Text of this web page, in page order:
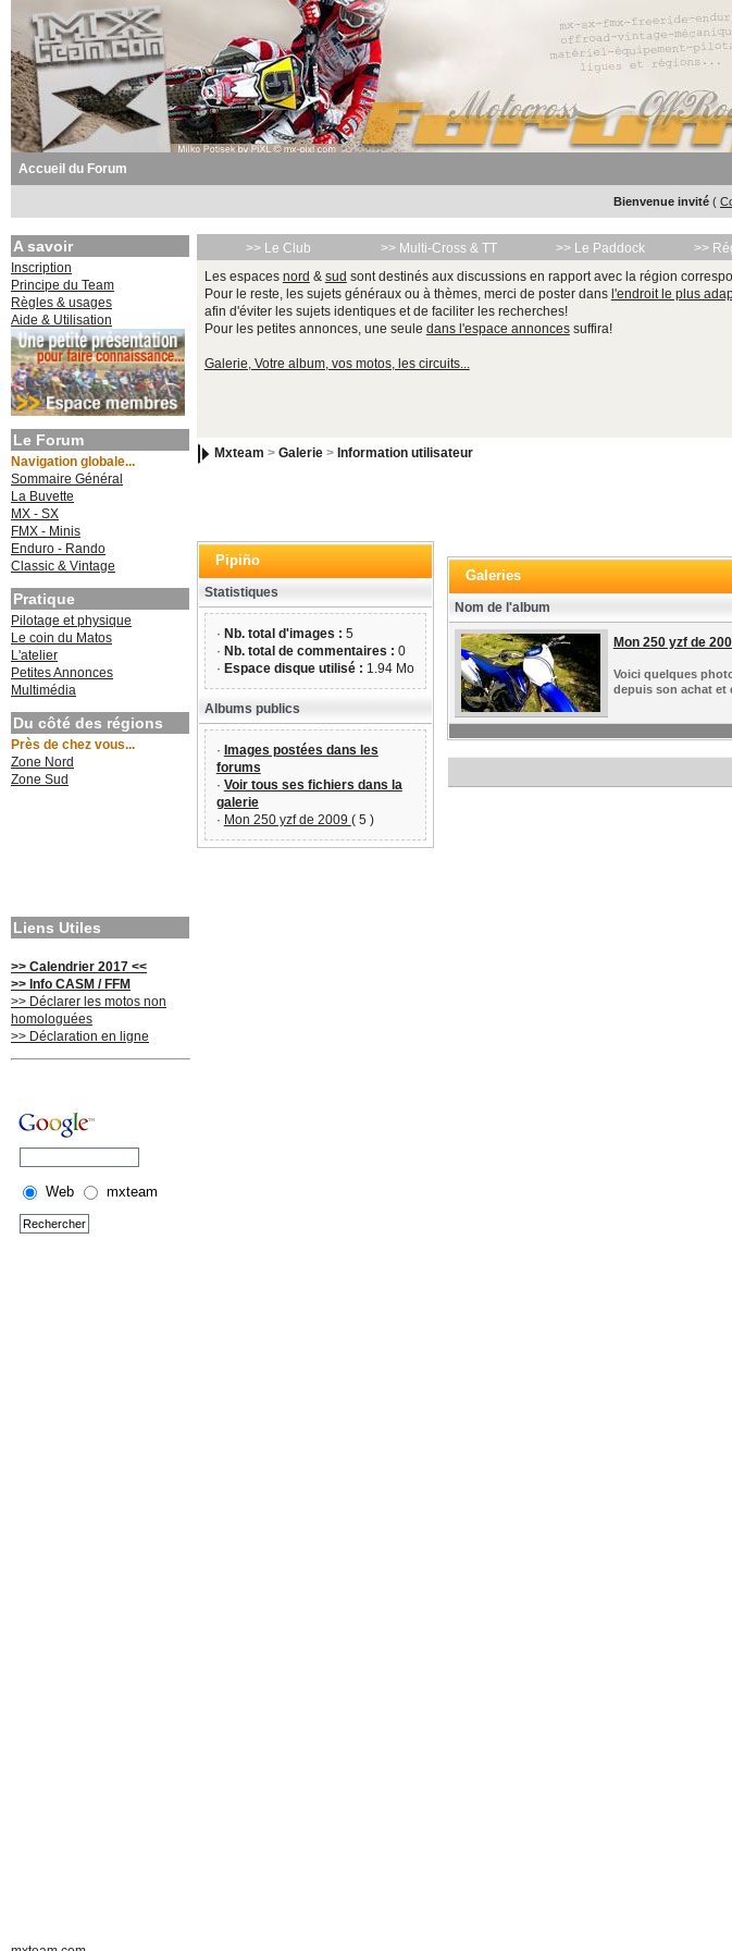
Accueil du Forum
Bienvenue invité (
A savoir
Inscription
Principe du Team
Règles & usages
Aide & Utilisation
Le Forum
Navigation globale...
Sommaire Général
La Buvette
MX - SX
FMX - Minis
Enduro - Rando
Classic & Vintage
Pratique
Pilotage et physique
Le coin du Matos
L'atelier
Petites Annonces
Multimédia
Du côté des régions
Près de chez vous...
Zone Nord
Zone Sud
Liens Utiles
>> Calendrier 2017 <<
>> Info CASM / FFM
>> Déclarer les motos non
homologuées
>> Déclaration en ligne
Web mxteam
>> Le Club >> Multi-Cross & TT >> Le Paddock >>
Les espaces nord & sud sont destinés aux discussions en rapport avec la région
Pour le reste, les sujets généraux ou à thèmes, merci de poster dans l'endroit le plus
afin d'éviter les sujets identiques et de faciliter les recherches!
Pour les petites annonces, une seule dans l'espace annoncessuffira!
Galerie, Votre album, vos motos, les circuits...
Mxteam > Galerie> Information utilisateur
Pipiño
Statistiques
· Nb. total d'images : 5
· Nb. total de commentaires : 0
· Espace disque utilisé : 1.94 Mo
Albums publics
· Images postées dans les
forums
· Voir tous ses fichiers dans la
galerie
· Mon 250 yzf de 2009 ( 5 )
Galeries
Nom de l'album
Mon 250 yzf de
Voici quelques
depuis son achat et